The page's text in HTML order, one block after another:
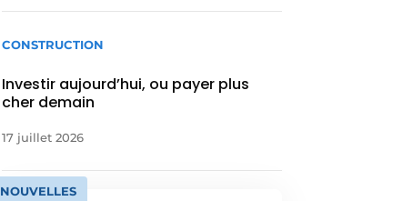
CONSTRUCTION
Investir aujourd’hui, ou payer plus
cher demain
17 juillet 2026
NOUVELLES